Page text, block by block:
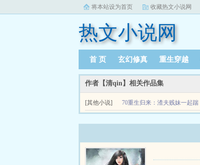
将本站设为首页 收藏热文小说网
热文小说网
首 页 玄幻修真 重生穿越
作者【清qin】相关作品集
[其他小说] 70重生归来：渣夫贱妹一起踹